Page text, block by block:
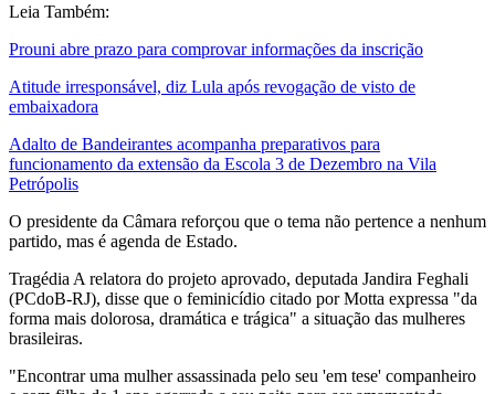
Leia Também:
Prouni abre prazo para comprovar informações da inscrição
Atitude irresponsável, diz Lula após revogação de visto de
embaixadora
Adalto de Bandeirantes acompanha preparativos para
funcionamento da extensão da Escola 3 de Dezembro na Vila
Petrópolis
O presidente da Câmara reforçou que o tema não pertence a nenhum
partido, mas é agenda de Estado.
Tragédia A relatora do projeto aprovado, deputada Jandira Feghali
(PCdoB-RJ), disse que o feminicídio citado por Motta expressa "da
forma mais dolorosa, dramática e trágica" a situação das mulheres
brasileiras.
"Encontrar uma mulher assassinada pelo seu 'em tese' companheiro